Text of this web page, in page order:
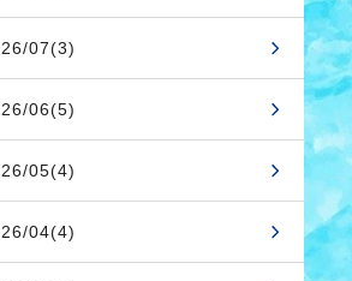
07(3)
06(5)
05(4)
04(4)